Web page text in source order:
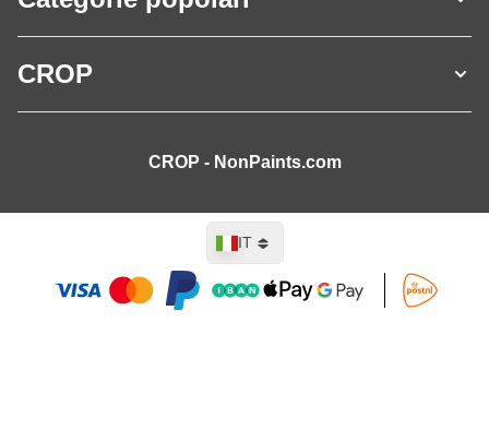
CROP
CROP - NonPaints.com
Lingua
IT